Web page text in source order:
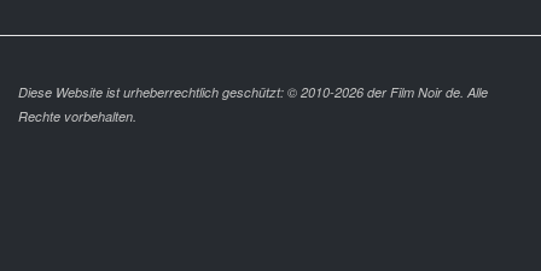
Diese Website ist urheberrechtlich geschützt: © 2010-2026 der Film Noir de. Alle
Rechte vorbehalten.